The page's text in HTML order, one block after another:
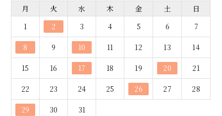
月 火 水 木 金 土
日
1
2 3 4 5 6 7
8 9 10 11 12 13 14
15 16 17 18 19 20 21
22 23 24 25 26 27 28
29 30 31